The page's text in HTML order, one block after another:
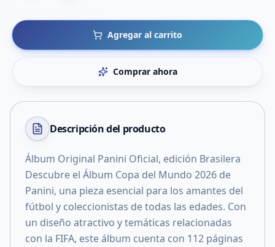
Agregar al carrito
Comprar ahora
Descripción del producto
Álbum Original Panini Oficial, edición Brasilera
Descubre el Álbum Copa del Mundo 2026 de
Panini, una pieza esencial para los amantes del
fútbol y coleccionistas de todas las edades. Con
un diseño atractivo y temáticas relacionadas
con la FIFA, este álbum cuenta con 112 páginas